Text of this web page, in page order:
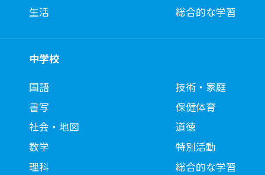
生活
総合的な学習
中学校
国語
書写
社会・地図
数学
理科
技術・家庭
保健体育
道徳
特別活動
総合的な学習